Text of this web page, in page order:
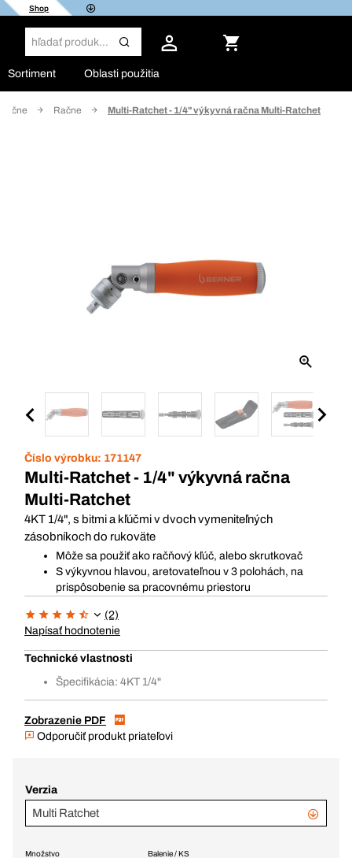
Shop
Sortiment Oblasti použitia
račne Račne Multi-Ratchet - 1/4" výkyvná račna Multi-Ratchet
Číslo výrobku: 171147
Multi-Ratchet - 1/4" výkyvná račna
Multi-Ratchet
4KT 1/4", s bitmi a kľúčmi v dvoch vymeniteľných
zásobníkoch do rukoväte
Môže sa použiť ako račňový kľúč, alebo skrutkovač
S výkyvnou hlavou, aretovateľnou v 3 polohách, na
prispôsobenie sa pracovnému priestoru
(2)
Napísať hodnotenie
Technické vlastnosti
Špecifikácia: 4KT 1/4"
Zobrazenie PDF
Odporučiť produkt priateľovi
Verzia
Multi Ratchet
Balenie / KS
Množstvo